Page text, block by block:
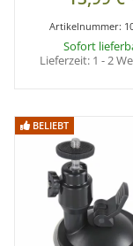
Artikelnummer:
Sofort
Lieferzeit: 1 - 2
BELIEBT
BELIEBT